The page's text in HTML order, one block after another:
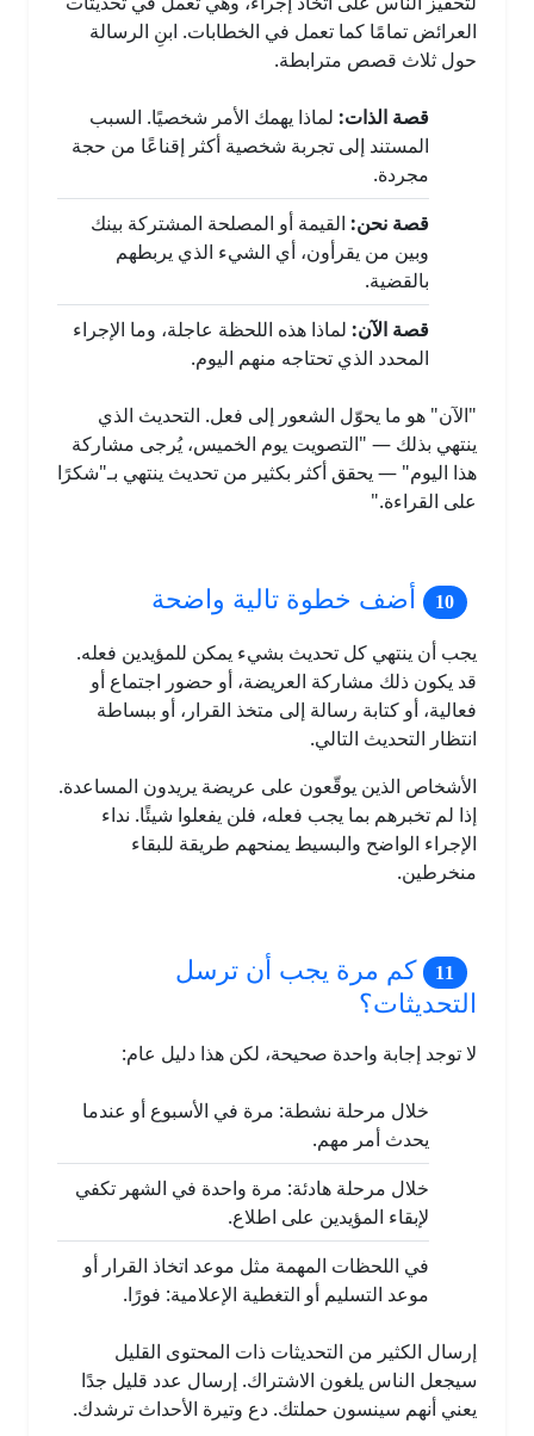
العرائض تمامًا كما تعمل في الخطابات. ابنِ الرسالة
حول ثلاث قصص مترابطة.
قصة الذات: لماذا يهمك الأمر شخصيًا. السبب
المستند إلى تجربة شخصية أكثر إقناعًا من حجة
مجردة.
قصة نحن: القيمة أو المصلحة المشتركة بينك
وبين من يقرأون، أي الشيء الذي يربطهم
بالقضية.
قصة الآن: لماذا هذه اللحظة عاجلة، وما الإجراء
المحدد الذي تحتاجه منهم اليوم.
"الآن" هو ما يحوّل الشعور إلى فعل. التحديث الذي
ينتهي بذلك — "التصويت يوم الخميس، يُرجى مشاركة
هذا اليوم" — يحقق أكثر بكثير من تحديث ينتهي بـ"شكرًا
على القراءة."
أضف خطوة تالية واضحة
يجب أن ينتهي كل تحديث بشيء يمكن للمؤيدين فعله.
قد يكون ذلك مشاركة العريضة، أو حضور اجتماع أو
فعالية، أو كتابة رسالة إلى متخذ القرار، أو ببساطة
انتظار التحديث التالي.
الأشخاص الذين يوقّعون على عريضة يريدون المساعدة.
إذا لم تخبرهم بما يجب فعله، فلن يفعلوا شيئًا. نداء
الإجراء الواضح والبسيط يمنحهم طريقة للبقاء
منخرطين.
كم مرة يجب أن ترسل
التحديثات؟
لا توجد إجابة واحدة صحيحة، لكن هذا دليل عام:
خلال مرحلة نشطة: مرة في الأسبوع أو عندما
يحدث أمر مهم.
خلال مرحلة هادئة: مرة واحدة في الشهر تكفي
لإبقاء المؤيدين على اطلاع.
في اللحظات المهمة مثل موعد اتخاذ القرار أو
موعد التسليم أو التغطية الإعلامية: فورًا.
إرسال الكثير من التحديثات ذات المحتوى القليل
سيجعل الناس يلغون الاشتراك. إرسال عدد قليل جدًا
يعني أنهم سينسون حملتك. دع وتيرة الأحداث ترشدك.